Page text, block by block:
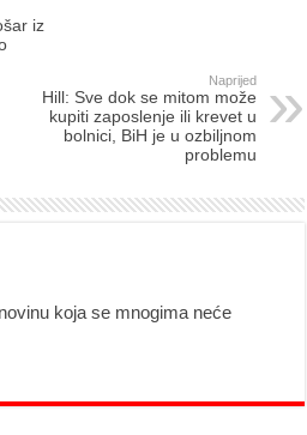
iz
Naprijed
Hill: Sve dok se mitom može
kupiti zaposlenje ili krevet u
bolnici, BiH je u ozbiljnom
problemu
koja se mnogima neće